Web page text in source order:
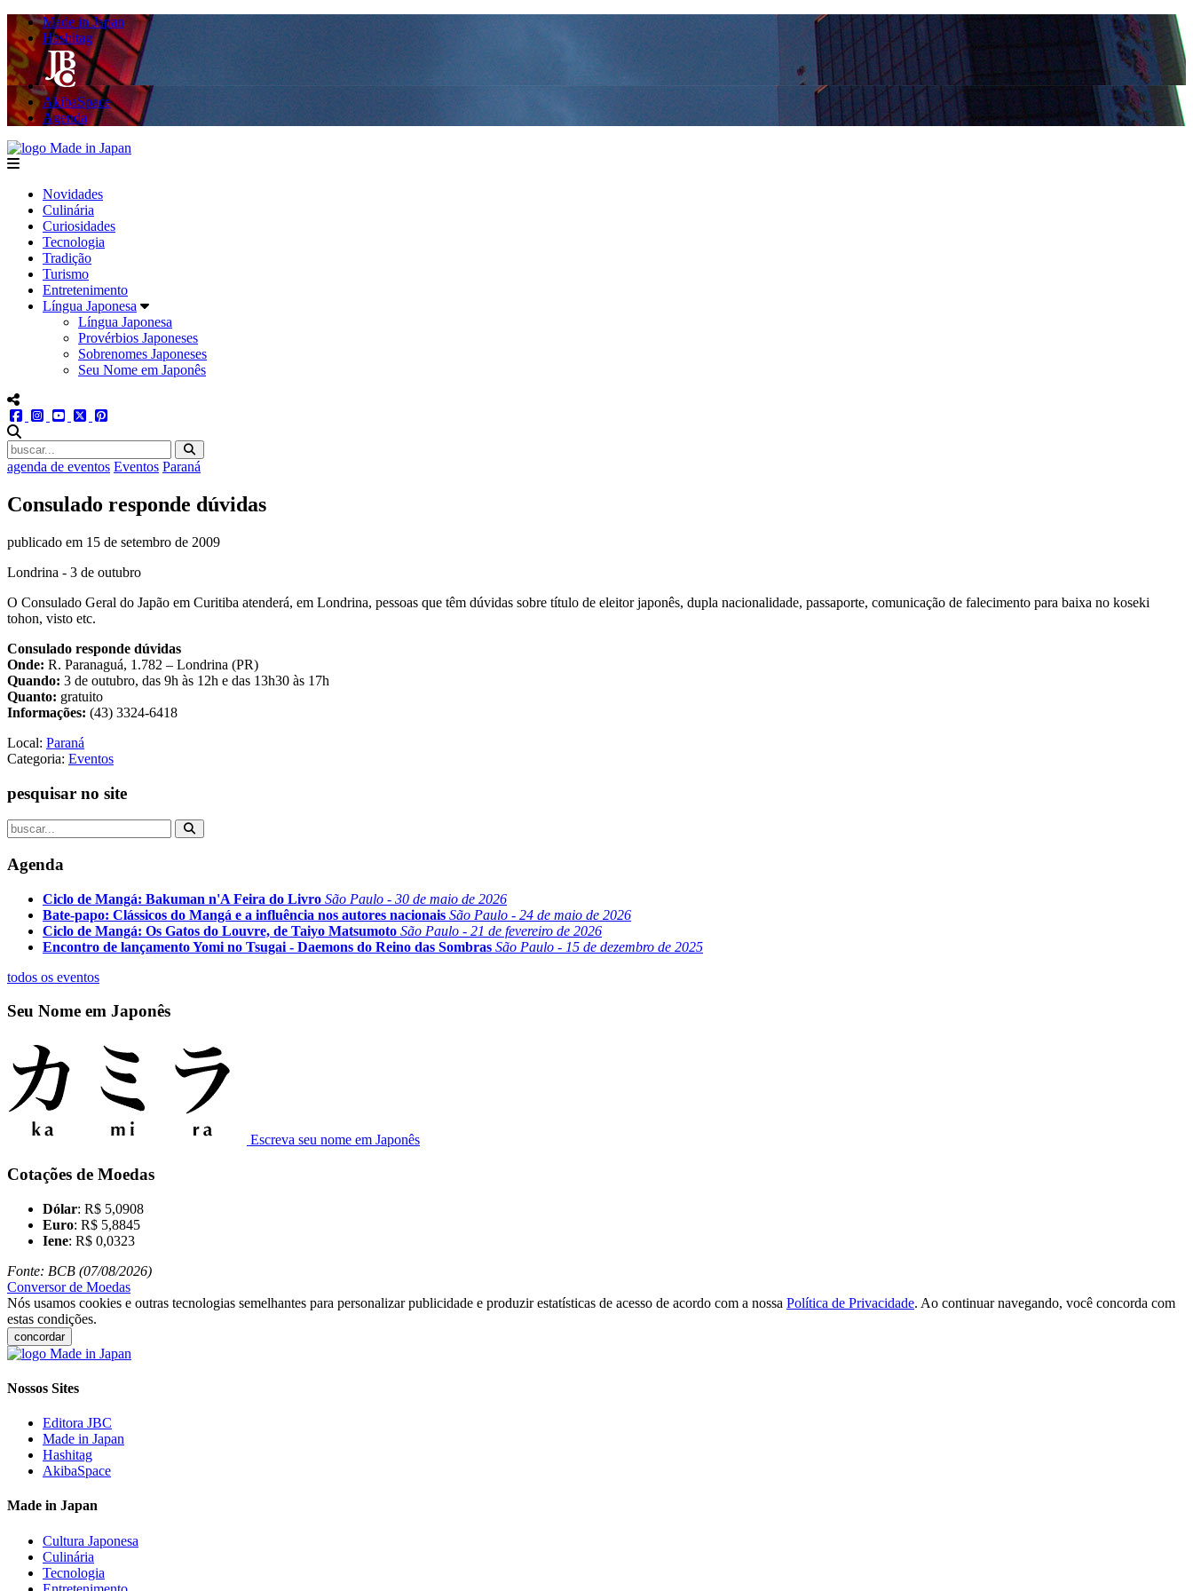
Made in Japan
Hashitag
AkibaSpace
Agenda
menu
Novidades
Culinária
Curiosidades
Tecnologia
Tradição
Turismo
Entretenimento
Língua Japonesa
Língua Japonesa
Provérbios Japoneses
Sobrenomes Japoneses
Seu Nome em Japonês
menu redes social
facebookinstagram
youtube
twitter
agenda de eventos Eventos Paraná
Consulado responde dúvidas
publicado em 15 de setembro de 2009
Londrina - 3 de outubro
O Consulado Geral do Japão em Curitiba atenderá, em Londrina, pessoas que têm dúvidas sobre título de eleitor japonês, dupla nacionalidade, passaporte, comunicação de falecimento para baixa no koseki
tohon, visto etc.
Consulado responde dúvidas
Onde: R. Paranaguá, 1.782 – Londrina (PR)
Quando: 3 de outubro, das 9h às 12h e das 13h30 às 17h
Quanto: gratuito
Informações: (43) 3324-6418
Local: Paraná
Categoria: Eventos
pesquisar no site
Agenda
Ciclo de Mangá: Bakuman n'A Feira do Livro São Paulo - 30 de maio de 2026
Bate-papo: Clássicos do Mangá e a influência nos autores nacionais São Paulo - 24 de maio de 2026
Ciclo de Mangá: Os Gatos do Louvre, de Taiyo Matsumoto São Paulo - 21 de fevereiro de 2026
Encontro de lançamento Yomi no Tsugai - Daemons do Reino das Sombras São Paulo - 15 de dezembro de 2025
todos os eventos
Seu Nome em Japonês
Escreva seu nome em Japonês
Cotações de Moedas
Dólar: R$ 5,0908
Euro: R$ 5,8845
Iene: R$ 0,0323
Fonte: BCB (07/08/2026)
Conversor de Moedas
Nós usamos cookies e outras tecnologias semelhantes para personalizar publicidade e produzir estatísticas de acesso de acordo com a nossa Política de Privacidade. Ao continuar navegando, você concorda com
estas condições.
concordar
Nossos Sites
Editora JBC
Made in Japan
Hashitag
AkibaSpace
Made in Japan
Cultura Japonesa
Culinária
Tecnologia